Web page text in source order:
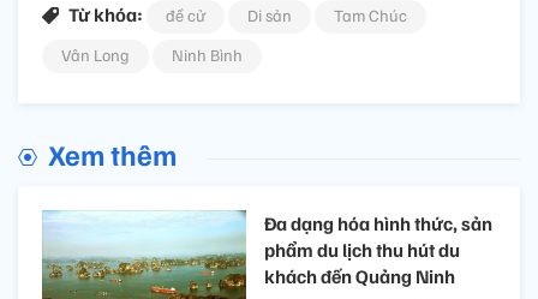
Từ khóa: đề cử Di sản
Tam Chúc
Vân Long
Ninh Bình
Xem thêm
Đa dạng hóa hình thức, sản
phẩm du lịch thu hút du
khách đến Quảng Ninh